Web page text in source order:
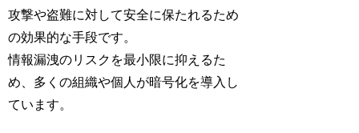
攻撃や盗難に対して安全に保たれるため
の効果的な手段です。
情報漏洩のリスクを最小限に抑えるた
め、多くの組織や個人が暗号化を導入し
ています。